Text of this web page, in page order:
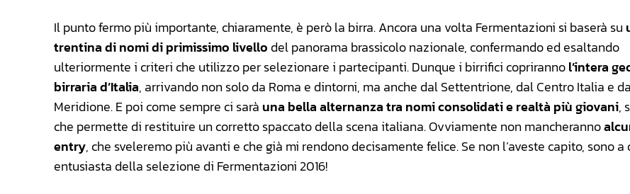
Il punto fermo più importante, chiaramente, è però la birra. Ancora una volta Fermentazioni si baserà su
trentina di nomi di primissimo livello del panorama brassicolo nazionale, confermando ed esaltando
ulteriormente i criteri che utilizzo per selezionare i partecipanti. Dunque i birrifici coprirannol’intera
birraria d’Italia, arrivando non solo da Roma e dintorni, ma anche dal Settentrione, dal Centro Italia e
Meridione. E poi come sempre ci sarà una bella alternanza tra nomi consolidati e realtà più giovani,
che permette di restituire un corretto spaccato della scena italiana. Ovviamente non mancheranno
entry, che sveleremo più avanti e che già mi rendono decisamente felice. Se non l’aveste capito, sono a
entusiasta della selezione di Fermentazioni 2016!